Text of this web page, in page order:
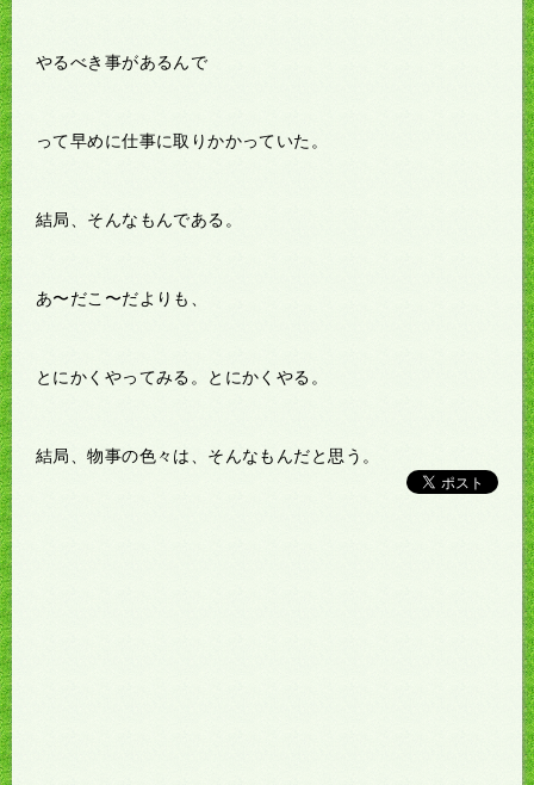
やるべき事があるんで
って早めに仕事に取りかかっていた。
結局、そんなもんである。
あ〜だこ〜だよりも、
とにかくやってみる。とにかくやる。
結局、物事の色々は、そんなもんだと思う。